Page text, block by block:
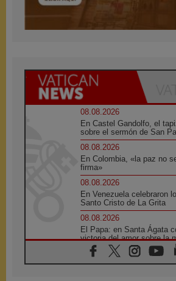
08.08.2026
En Castel Gandolfo, el
sobre el sermón de San
08.08.2026
En Colombia, «la paz no
firma»
08.08.2026
En Venezuela celebraron
Santo Cristo de La Grita
08.08.2026
El Papa: en Santa Ágata
victoria del amor sobre la
08.08.2026
León XIV visitará el